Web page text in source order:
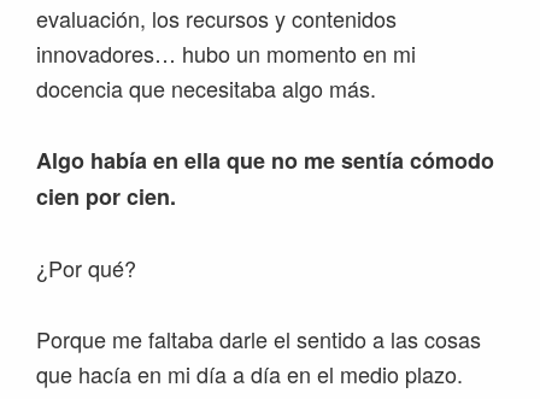
evaluación, los recursos y contenidos
innovadores… hubo un momento en mi
docencia que necesitaba algo más.
Algo había en ella que no me sentía cómodo
cien por cien.
¿Por qué?
Porque me faltaba darle el sentido a las cosas
que hacía en mi día a día en el medio plazo.